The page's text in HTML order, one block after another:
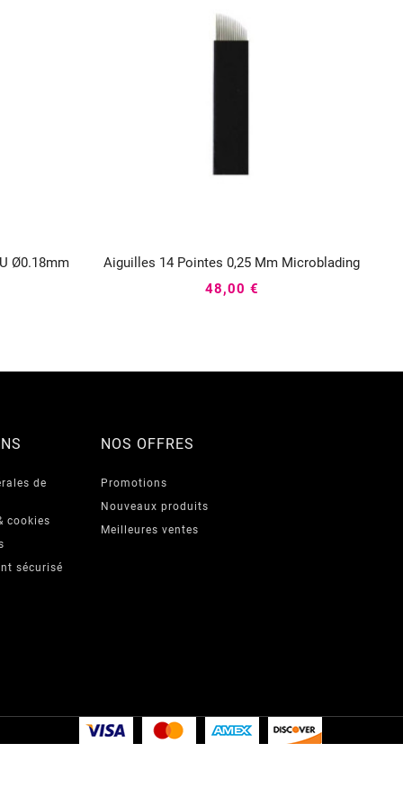
Ø0.18mm Aiguilles 14 Pointes 0,25 Mm Microblading
48,00 €
de
cookies
sécurisé
NOS OFFRES
Promotions
Nouveaux produits
Meilleures ventes